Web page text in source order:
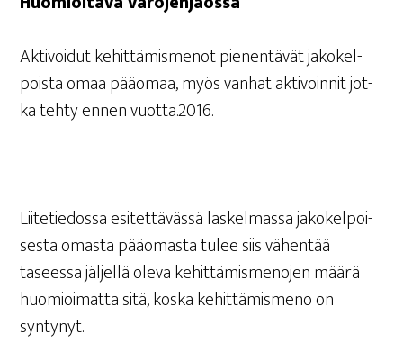
Akti­voi­dut kehit­tä­mis­me­not pie­nen­tä­vät jako­kel­
pois­ta omaa pää­omaa, myös van­hat akti­voin­nit jot­
ka teh­ty ennen vuotta.2016.
Lii­te­tie­dos­sa esi­tet­tä­väs­sä las­kel­mas­sa jako­kel­poi­
ses­ta omas­ta pää­omas­ta tulee siis vähen­tää
tasees­sa jäl­jel­lä ole­va kehit­tä­mis­me­no­jen mää­rä
huo­mioi­mat­ta sitä, kos­ka kehit­tä­mis­me­no on
syntynyt.